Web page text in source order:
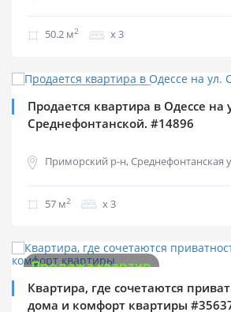
50.2 м2 х 3
Продается квартира в Одессе на
Среднефонтанской. #14896
Приморский р-н, Среднефонтанская
57 м2 х 3
Продажа квартир
Квартира, где сочетаются
дома и комфорт квартиры